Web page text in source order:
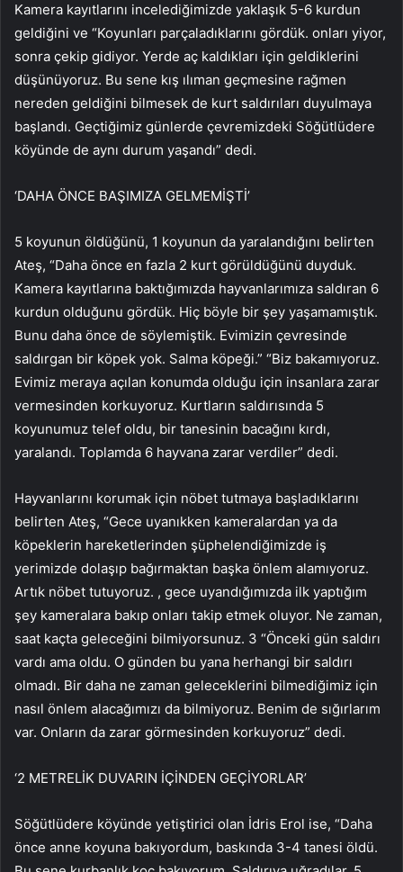
Kamera kayıtlarını incelediğimizde yaklaşık 5-6 kurdun
geldiğini ve “Koyunları parçaladıklarını gördük. onları yiyor,
sonra çekip gidiyor. Yerde aç kaldıkları için geldiklerini
düşünüyoruz. Bu sene kış ılıman geçmesine rağmen
nereden geldiğini bilmesek de kurt saldırıları duyulmaya
başlandı. Geçtiğimiz günlerde çevremizdeki Söğütlüdere
köyünde de aynı durum yaşandı” dedi.
‘DAHA ÖNCE BAŞIMIZA GELMEMİŞTİ’
5 koyunun öldüğünü, 1 koyunun da yaralandığını belirten
Ateş, “Daha önce en fazla 2 kurt görüldüğünü duyduk.
Kamera kayıtlarına baktığımızda hayvanlarımıza saldıran 6
kurdun olduğunu gördük. Hiç böyle bir şey yaşamamıştık.
Bunu daha önce de söylemiştik. Evimizin çevresinde
saldırgan bir köpek yok. Salma köpeği.” “Biz bakamıyoruz.
Evimiz meraya açılan konumda olduğu için insanlara zarar
vermesinden korkuyoruz. Kurtların saldırısında 5
koyunumuz telef oldu, bir tanesinin bacağını kırdı,
yaralandı. Toplamda 6 hayvana zarar verdiler” dedi.
Hayvanlarını korumak için nöbet tutmaya başladıklarını
belirten Ateş, “Gece uyanıkken kameralardan ya da
köpeklerin hareketlerinden şüphelendiğimizde iş
yerimizde dolaşıp bağırmaktan başka önlem alamıyoruz.
Artık nöbet tutuyoruz. , gece uyandığımızda ilk yaptığım
şey kameralara bakıp onları takip etmek oluyor. Ne zaman,
saat kaçta geleceğini bilmiyorsunuz. 3 “Önceki gün saldırı
vardı ama oldu. O günden bu yana herhangi bir saldırı
olmadı. Bir daha ne zaman geleceklerini bilmediğimiz için
nasıl önlem alacağımızı da bilmiyoruz. Benim de sığırlarım
var. Onların da zarar görmesinden korkuyoruz” dedi.
‘2 METRELİK DUVARIN İÇİNDEN GEÇİYORLAR’
Söğütlüdere köyünde yetiştirici olan İdris Erol ise, “Daha
önce anne koyuna bakıyordum, baskında 3-4 tanesi öldü.